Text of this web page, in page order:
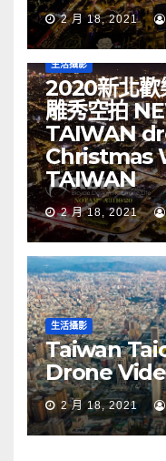
2 月 18, 2021
生活攝影
2020新北歡
雕秀空拍
TAIWAN
Christmas
TAIWAN
2 月 18, 2021
生活攝影
Taiwan
Drone
2 月 18, 2021